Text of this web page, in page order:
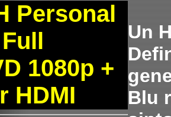
Personal
1080p +
HDMI
Un
Blu